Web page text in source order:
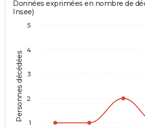
Personnes décédées
Données exprimées en nombre de
Insee)
1
2
3
4
5